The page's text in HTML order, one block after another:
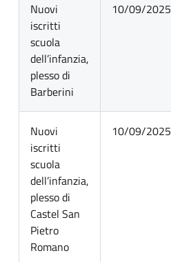
Nuovi
iscritti
scuola
dell’infanzia,
plesso di
Barberini
10/09/2025
Nuovi
iscritti
scuola
dell’infanzia,
plesso di
Castel San
Pietro
Romano
10/09/2025